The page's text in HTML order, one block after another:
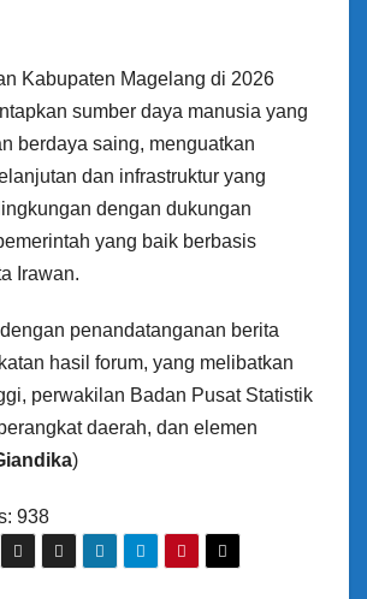
Kabupaten Magelang di 2026
sumber daya manusia yang
berdaya saing, menguatkan
dan infrastruktur yang
dengan dukungan
yang baik berbasis
Irawan.
penandatanganan berita
hasil forum, yang melibatkan
perwakilan Badan Pusat Statistik
daerah, dan elemen
)
938